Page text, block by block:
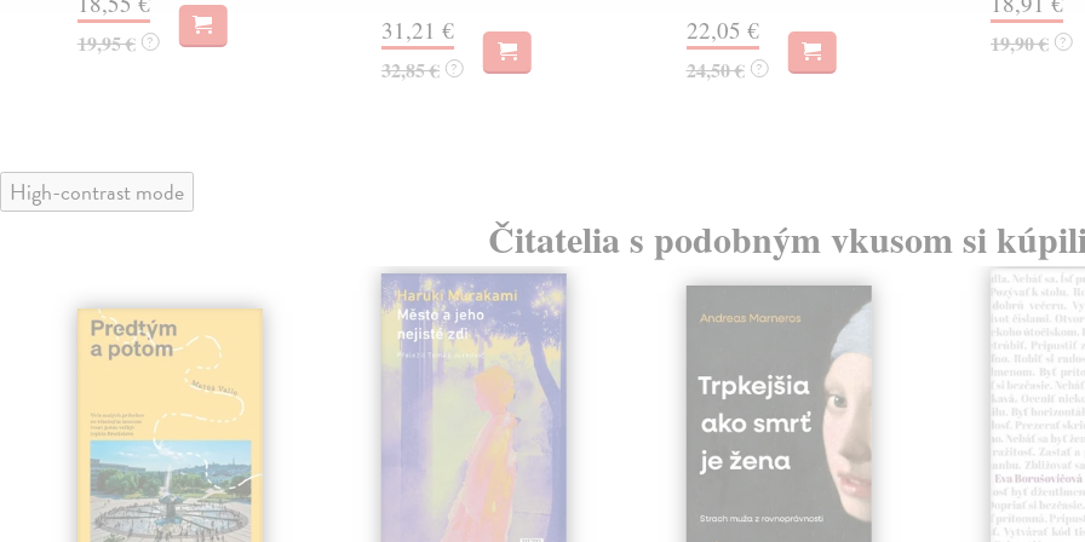
19,95 € ? 31,21 €
32,85 € ?
22,05 €
24,50 € ?
19,90 € ?
High-contrast mode
Čitatelia s podobným vkusom si